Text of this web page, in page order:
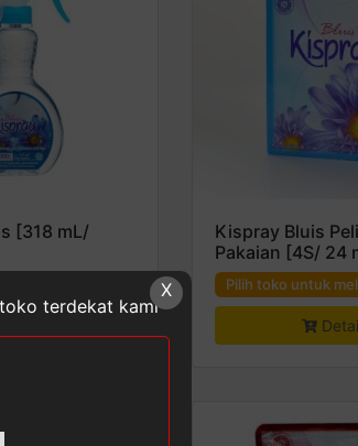
[318 mL/
Kispray Bluis
Pakaian [4S/ 24
Pilih toko untuk
X
terdekat kami